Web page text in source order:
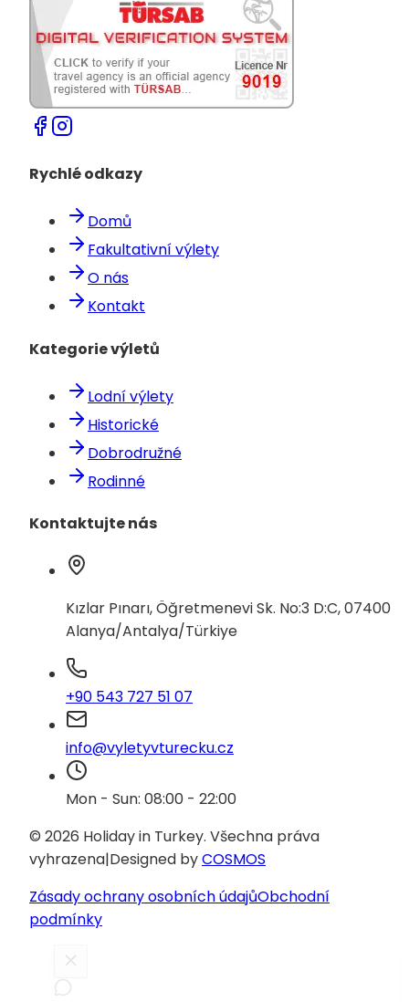
Rychlé odkazy
Domů
Fakultativní výlety
O nás
Kontakt
Kategorie výletů
Lodní výlety
Historické
Dobrodružné
Rodinné
Kontaktujte nás
Kızlar Pınarı, Öğretmenevi Sk. No:3 D:C, 07400
Alanya/Antalya/Türkiye
+90 543 727 51 07
info@vyletyvturecku.cz
Mon - Sun: 08:00 - 22:00
© 2026 Holiday in Turkey. Všechna práva
vyhrazena|Designed byCOSMOS
Zásady ochrany osobních údajůObchodní
podmínky